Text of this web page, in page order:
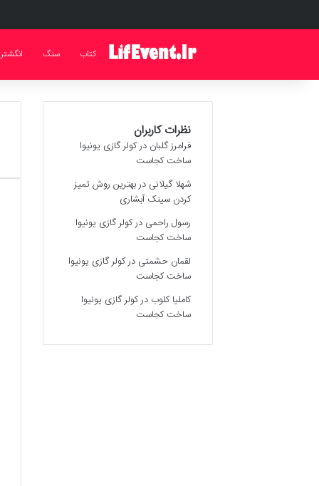
کتاب سنگ انگشتر
نظرات کاربران
فرامرز گلبان درکولر گازی یونیوا
ساخت کجاست
شهلا گیلانی دربهترین روش تمیز
کردن سینک آبشاری
رسول راحمی درکولر گازی یونیوا
ساخت کجاست
لقمان حشمتی درکولر گازی یونیوا
ساخت کجاست
کاملیا کلوب درکولر گازی یونیوا
ساخت کجاست